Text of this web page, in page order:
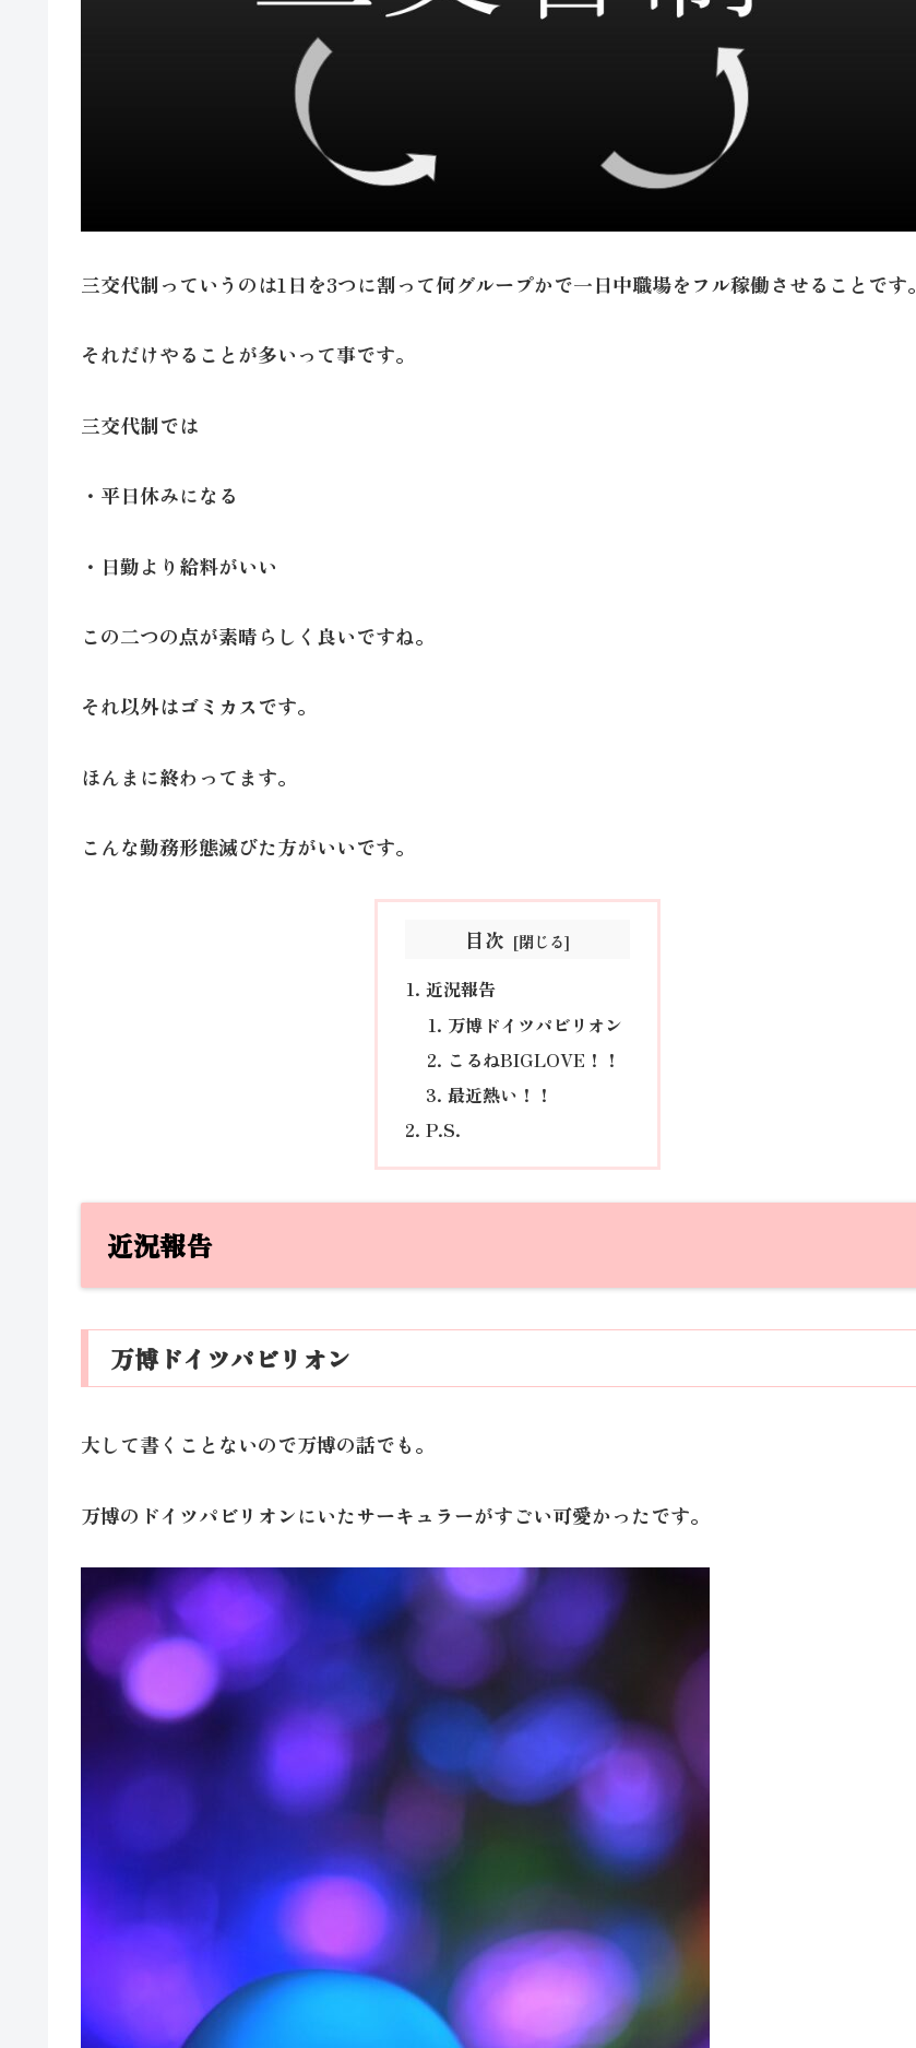
三交代制っていうのは1日を3つに割って何グループかで一日中職場をフル稼働させることです。
それだけやることが多いって事です。
三交代制では
・平日休みになる
・日勤より給料がいい
この二つの点が素晴らしく良いですね。
それ以外はゴミカスです。
ほんまに終わってます。
こんな勤務形態滅びた方がいいです。
目次
近況報告
万博ドイツパビリオン
こるねBIGLOVE！！
最近熱い！！
P.S.
近況報告
万博ドイツパビリオン
大して書くことないので万博の話でも。
万博のドイツパビリオンにいたサーキュラーがすごい可愛かったです。